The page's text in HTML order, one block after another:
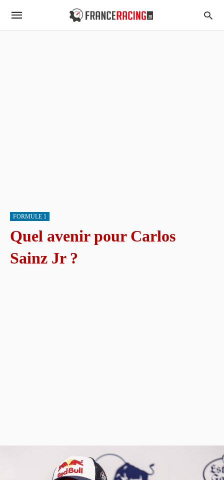
FORMULE 1
Quel avenir pour Carlos
Sainz Jr ?